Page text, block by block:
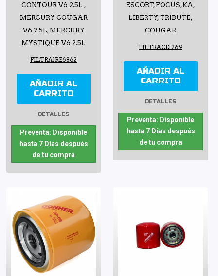
CONTOUR V6 2.5L ,
MERCURY COUGAR
V6 2.5L, MERCURY
MYSTIQUE V6 2.5L
FILTRAIRE6862
AÑADIR AL
CARRITO
DETALLES
Preventa: Disponible
hasta 7 Días después
de tu compra
ESCORT, FOCUS, KA,
LIBERTY, TRIBUTE,
COUGAR
FILTRACEI269
AÑADIR AL
CARRITO
DETALLES
Preventa: Disponible
hasta 7 Días después
de tu compra